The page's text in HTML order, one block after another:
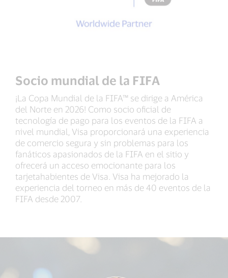
Socio mundial de la FIFA
¡La Copa Mundial de la FIFA™ se dirige a América
del Norte en 2026! Como socio oficial de
tecnología de pago para los eventos de la FIFA a
nivel mundial, Visa proporcionará una experiencia
de comercio segura y sin problemas para los
fanáticos apasionados de la FIFA en el sitio y
ofrecerá un acceso emocionante para los
tarjetahabientes de Visa. Visa ha mejorado la
experiencia del torneo en más de 40 eventos de la
FIFA desde 2007.